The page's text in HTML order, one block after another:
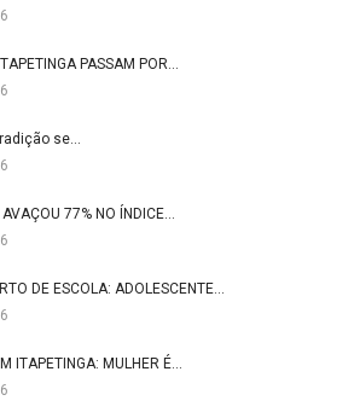
PASSAM POR…
se…
AVAÇOU 77% NO ÍNDICE…
DE ESCOLA: ADOLESCENTE…
ITAPETINGA: MULHER É…